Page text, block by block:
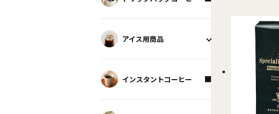
アイス用商品
インスタントコーヒー